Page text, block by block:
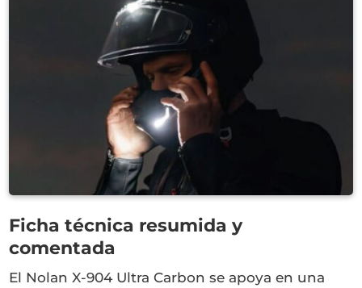
Ficha técnica resumida y
comentada
El Nolan X-904 Ultra Carbon se apoya en una